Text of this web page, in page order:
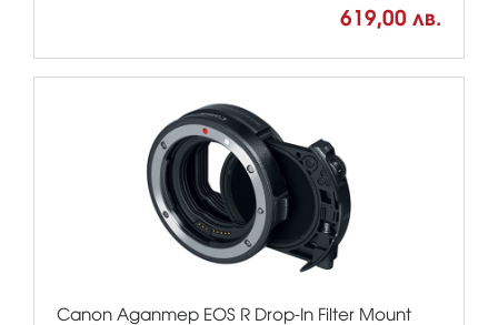
619,00 лв.
Canon Адаптер EOS R Drop-In Filter Mount